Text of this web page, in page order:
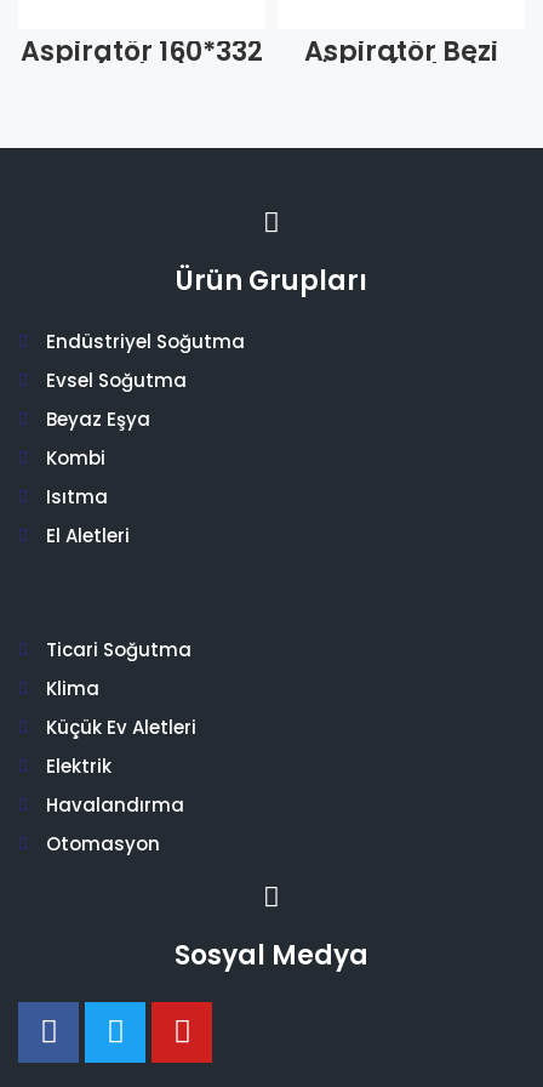
Aspiratör 160*332
(Adet)
Aspiratör Bezi
İnce (Adet)
Ürün Grupları
Endüstriyel Soğutma
Evsel Soğutma
Beyaz Eşya
Kombi
Isıtma
El Aletleri
Ticari Soğutma
Klima
Küçük Ev Aletleri
Elektrik
Havalandırma
Otomasyon
Sosyal Medya